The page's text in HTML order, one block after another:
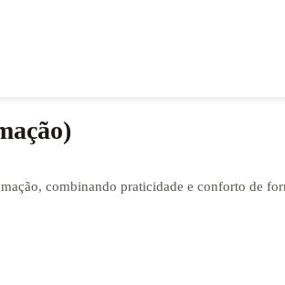
combinando praticidade e conforto de